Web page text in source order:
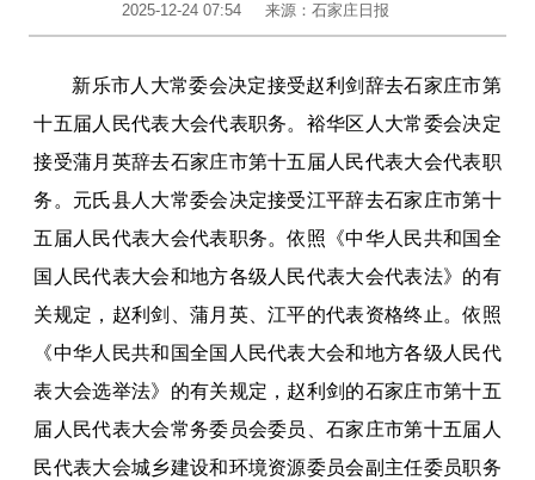
2025-12-24 07:54 来源：石家庄日报
新乐市人大常委会决定接受赵利剑辞去石家庄市第
十五届人民代表大会代表职务。裕华区人大常委会决定
接受蒲月英辞去石家庄市第十五届人民代表大会代表职
务。元氏县人大常委会决定接受江平辞去石家庄市第十
五届人民代表大会代表职务。依照《中华人民共和国全
国人民代表大会和地方各级人民代表大会代表法》的有
关规定，赵利剑、蒲月英、江平的代表资格终止。依照
《中华人民共和国全国人民代表大会和地方各级人民代
表大会选举法》的有关规定，赵利剑的石家庄市第十五
届人民代表大会常务委员会委员、石家庄市第十五届人
民代表大会城乡建设和环境资源委员会副主任委员职务